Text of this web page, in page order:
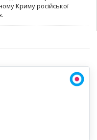
Криму російської